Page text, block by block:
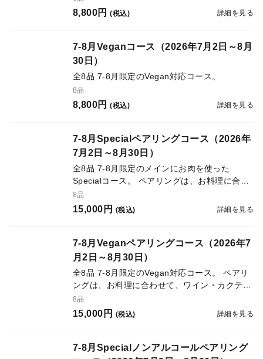
8,800円 (税込) 詳細を見る
7-8月Veganコース（2026年7月2日～8月
30日）
全8品 7-8月限定のVegan対応コース。
8品
8,800円 (税込) 詳細を見る
7-8月Specialペアリングコース（2026年
7月2日～8月30日）
全8品 7-8月限定のメインにお肉を使った
Specialコース。 ペアリングは、お料理に合わ
せて、ワイン・カクテルなどのアルコールドリ
ンク6種をご用意。
8品
15,000円 (税込) 詳細を見る
7-8月Veganペアリングコース（2026年7
月2日～8月30日）
全8品 7-8月限定のVegan対応コース。 ペアリ
ングは、お料理に合わせて、ワイン・カクテル
などのアルコールドリンク6種をご用意。
8品
15,000円 (税込) 詳細を見る
7-8月Specialノンアルコールペアリング